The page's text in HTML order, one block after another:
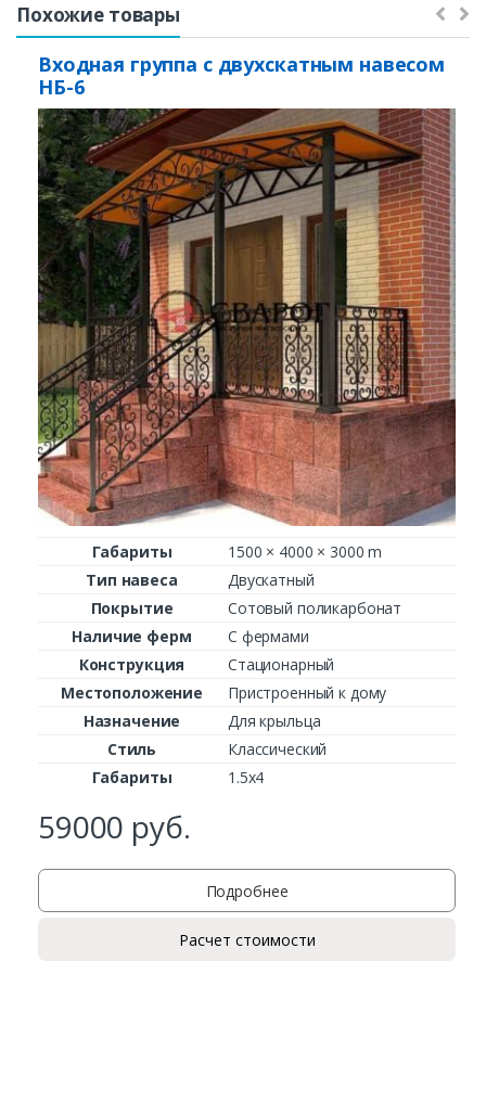
Заказать
Похожие товары
Входная группа с двухскатным навесом
НБ-6
Габариты
1500 × 4000 × 3000 m
Тип навеса
Двускатный
Покрытие
Сотовый поликарбонат
Наличие ферм
С фермами
Конструкция
Стационарный
Местоположение
Пристроенный к дому
Назначение
Для крыльца
Стиль
Классический
Габариты
1.5х4
59000 руб.
Подробнее
Расчет стоимости